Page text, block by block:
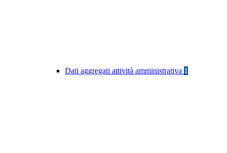
Dati aggregati attività amministrativa 1